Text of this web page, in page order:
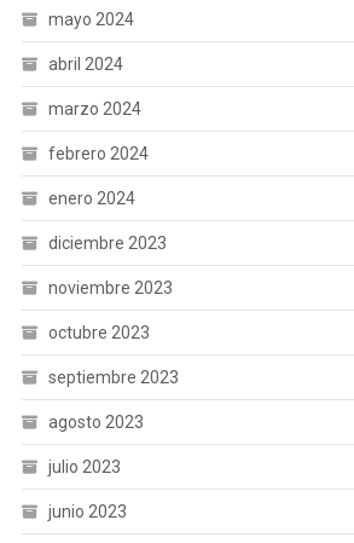
mayo 2024
abril 2024
marzo 2024
febrero 2024
enero 2024
diciembre 2023
noviembre 2023
octubre 2023
septiembre 2023
agosto 2023
julio 2023
junio 2023